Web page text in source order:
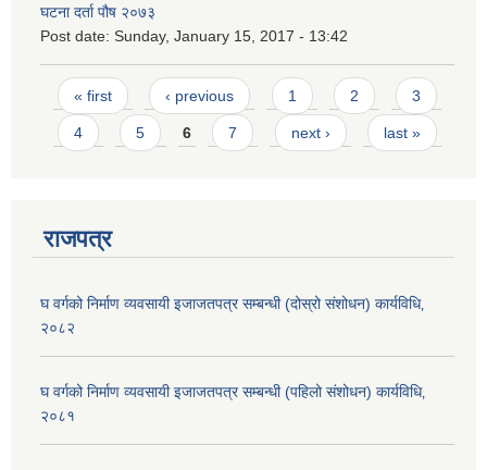
घटना दर्ता पौष २०७३
Post date: Sunday, January 15, 2017 - 13:42
Pages
« first ‹ previous 1 2 3
4 5 6 7 next › last »
राजपत्र
घ वर्गको निर्माण व्यवसायी इजाजतपत्र सम्बन्धी (दोस्रो संशोधन) कार्यविधि‚
२०८२
घ वर्गको निर्माण व्यवसायी इजाजतपत्र सम्बन्धी (पहिलो संशोधन) कार्यविधि‚
२०८१